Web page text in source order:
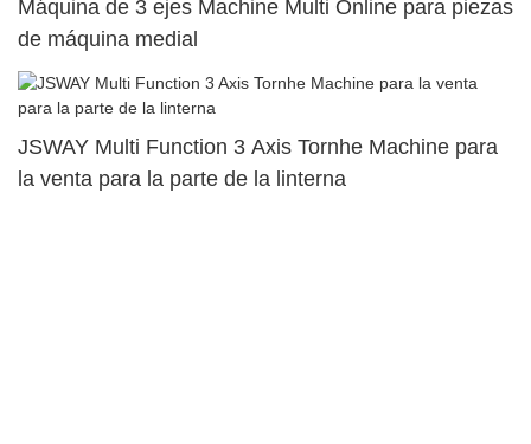
Máquina de 3 ejes Machine Multi Online para piezas
de máquina medial
JSWAY Multi Function 3 Axis Tornhe Machine para
la venta para la parte de la linterna